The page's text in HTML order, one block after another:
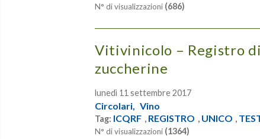
N° di visualizzazioni (686)
Vitivinicolo – Registro
zuccherine
lunedì 11 settembre 2017
Circolari, Vino
Tag: ICQRF , REGISTRO , UNICO ,
N° di visualizzazioni (1364)